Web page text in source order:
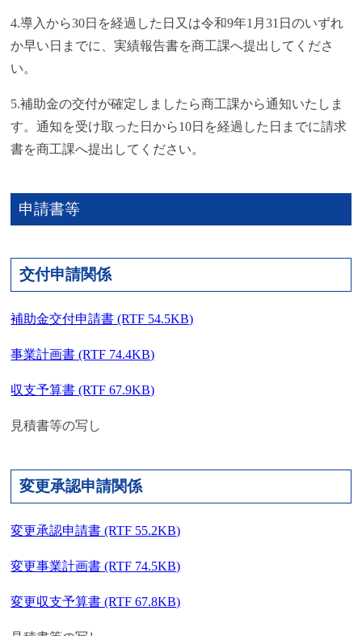
4.導入から30日を経過した日又は令和9年1月31日のいずれ
か早い日までに、実績報告書を商工課へ提出してくださ
い。
5.補助金の交付が確定しましたら商工課から通知いたしま
す。通知を受け取った日から10日を経過した日までに請求
書を商工課へ提出してください。
申請書等
交付申請関係
補助金交付申請書 (RTF 54.5KB)
事業計画書 (RTF 74.4KB)
収支予算書 (RTF 67.9KB)
見積書等の写し
変更承認申請関係
変更承認申請書 (RTF 55.2KB)
変更事業計画書 (RTF 74.5KB)
変更収支予算書 (RTF 67.8KB)